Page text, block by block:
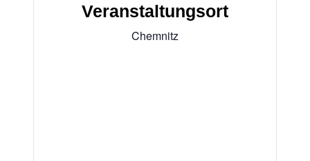
Veranstaltungsort
Chemnitz